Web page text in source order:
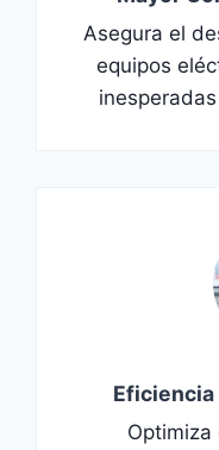
Asegura el
equipos
Eficiencia